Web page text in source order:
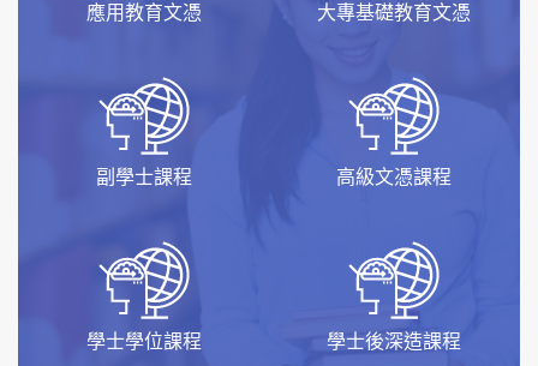
應用教育文憑 大專基礎教育文憑
副學士課程 高級文憑課程
學士學位課程 學士後深造課程